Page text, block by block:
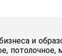
и
потолочное,